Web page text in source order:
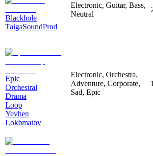
Blackhole
TaigaSoundProd
Electronic, Guitar, Bass,
Neutral
Epic
Orchestral
Drama
Loop
Yevhen
Lokhmatov
Electronic, Orchestra,
Adventure, Corporate,
Sad, Epic